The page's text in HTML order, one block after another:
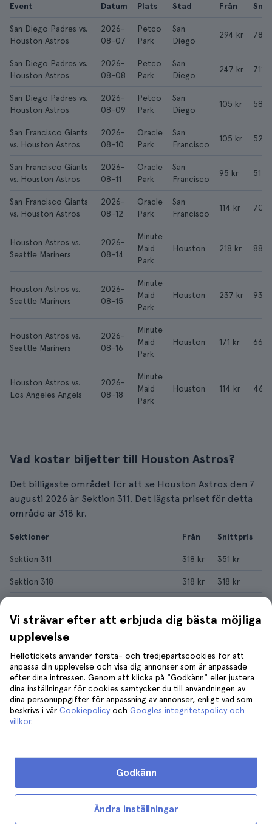
Event Datum Plats Stad Från
San Diego Padres vs.
Houston Astros
2026-
08-07
Petco
Park
San
Diego
294 kr 787
San Diego Padres vs.
Houston Astros
2026-
08-08
Petco
Park
San
Diego
247 kr 711
San Diego Padres vs.
Houston Astros
2026-
08-09
Petco
Park
San
Diego
105 kr 588
San Francisco Giants
vs. Houston Astros
2026-
08-10
Oracle
Park
San
Francisco
105 kr 522
San Francisco Giants
vs. Houston Astros
2026-
08-11
Oracle
Park
San
Francisco
95 kr 512
San Francisco Giants
vs. Houston Astros
2026-
08-12
Oracle
Park
San
Francisco
114 kr 702
Houston Astros vs.
Seattle Mariners
2026-
08-14
Minute
Maid
Park
Houston 218 kr 882
Houston Astros vs.
Seattle Mariners
2026-
08-15
Minute
Maid
Park
Houston 237 kr 939
Houston Astros vs.
Seattle Mariners
2026-
08-16
Minute
Maid
Park
Houston 171 kr 664
Houston Astros vs.
Los Angeles Angels
2026-
08-18
Minute
Maid
Park
Houston 114 kr 465
Vad kostar biljetter till Houston Astros?
Det billigaste området för att se Houston Astros den 7
augusti 2026 är Sektion 311. Det lägsta priset för detta
område är 318 kr.
Sektioner Från Snittpris
Sektion 311 318 kr 351 kr
Sektion 318 318 kr 318 kr
Sektion 324B 329 kr 329 kr
Sektion 301 340 kr 422 kr
Sektion 303 351 kr 362 kr
Sektion 321 351 kr 351 kr
Sektion 229
Fler sportevenemang
Vi strävar efter att erbjuda dig bästa möjliga
upplevelse
Hellotickets använder första- och tredjepartscookies för att
anpassa din upplevelse och visa dig annonser som är anpassade
efter dina intressen. Genom att klicka på "Godkänn" eller justera
dina inställningar för cookies samtycker du till användningen av
dina personuppgifter för anpassning av annonser, enligt vad som
beskrivs i vår Cookiepolicy och Googles integritetspolicy och
villkor.
Ändra inställningar
Godkänn